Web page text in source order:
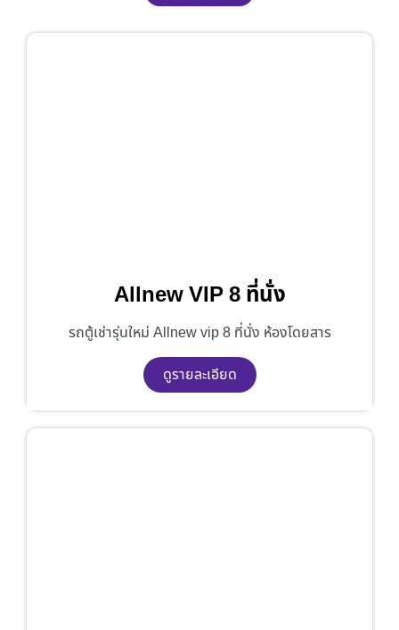
Allnew VIP 8 ที่นั่ง
รถตู้เช่ารุ่นใหม่ Allnew vip 8 ที่นั่ง ห้องโดยสาร
ดูรายละเอียด